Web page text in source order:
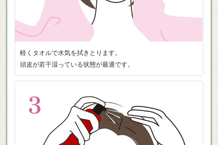
軽くタオルで水気を拭きとります。
頭皮が若干湿っている状態が最適です。